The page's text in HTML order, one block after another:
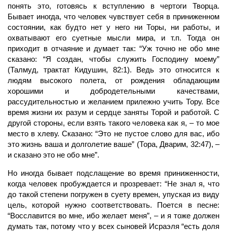
понять это, готовясь к вступлению в чертоги Творца.
Бывает иногда, что человек чувствует себя в приниженном
состоянии, как будто нет у него ни Торы, ни работы, и
охватывают его суетные мысли мира, и т.п. Тогда он
приходит в отчаяние и думает так: “Уж точно не обо мне
сказано: “Я создан, чтобы служить Господину моему”
(Талмуд, трактат Кидушин, 82:1). Ведь это относится к
людям высокого полета, от рождения обладающим
хорошими и добродетельными качествами,
рассудительностью и желанием прилежно учить Тору. Все
время жизни их разум и сердце заняты Торой и работой. С
другой стороны, если взять такого человека как я, – то мое
место в хлеву. Сказано: “Это не пустое слово для вас, ибо
это жизнь ваша и долголетие ваше” (Тора, Дварим, 32:47), –
и сказано это не обо мне”.
Но иногда бывает подслащение во время приниженности,
когда человек пробуждается и прозревает: “Не знал я, что
до такой степени погружен в суету времен, упуская из виду
цель, которой нужно соответствовать. Поется в песне:
“Восславится во мне, ибо желает меня”, – и я тоже должен
думать так, потому что у всех сыновей Исраэля “есть доля